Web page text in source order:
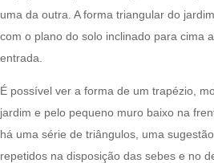
uma da outra. A forma triangular do
com o plano do solo inclinado para cima
entrada.
É possível ver a forma de um trapézio,
jardim e pelo pequeno muro baixo na
há uma série de triângulos, uma
repetidos na disposição das sebes e no